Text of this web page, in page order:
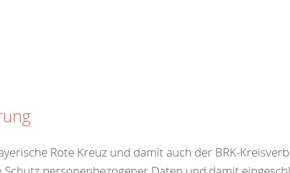
Rote Kreuz und damit auch der BRK-